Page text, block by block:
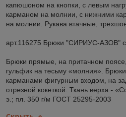
капюшоном на кнопки, с левым
карманом на молнии, с нижними
на молнии. Рукава втачные,
арт.116275 Брюки "СИРИУС-АЗОВ"
Брюки прямые, на притачном
гульфик на тесьму «молния».
карманами фигурным входом, на
отрезной кокеткой. Ткань верха -
э.; пл. 350 г/м ГОСТ 25295-2003